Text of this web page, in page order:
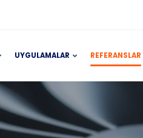
UYGULAMALAR REFERANSLAR